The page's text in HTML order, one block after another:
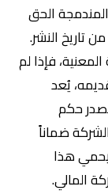
المندمجة الحق
تاريخ النشر.
فإذا لم
يُعد
حكم
ضماناً
يحمي هذا
المالي.